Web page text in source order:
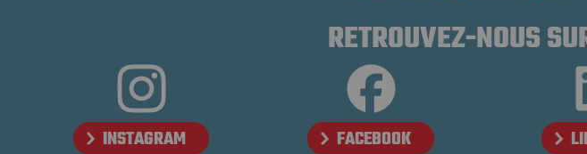
RETROUVEZ-NOUS
INSTAGRAM FACEBOOK